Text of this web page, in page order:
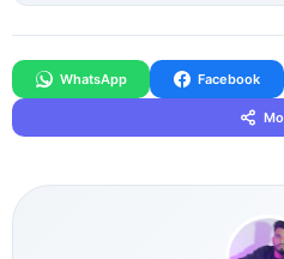
WhatsApp Facebook